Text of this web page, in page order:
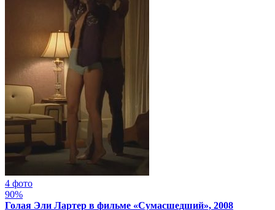
4 фото
90%
Голая Эли Лартер в фильме «Сумасшедший», 2008